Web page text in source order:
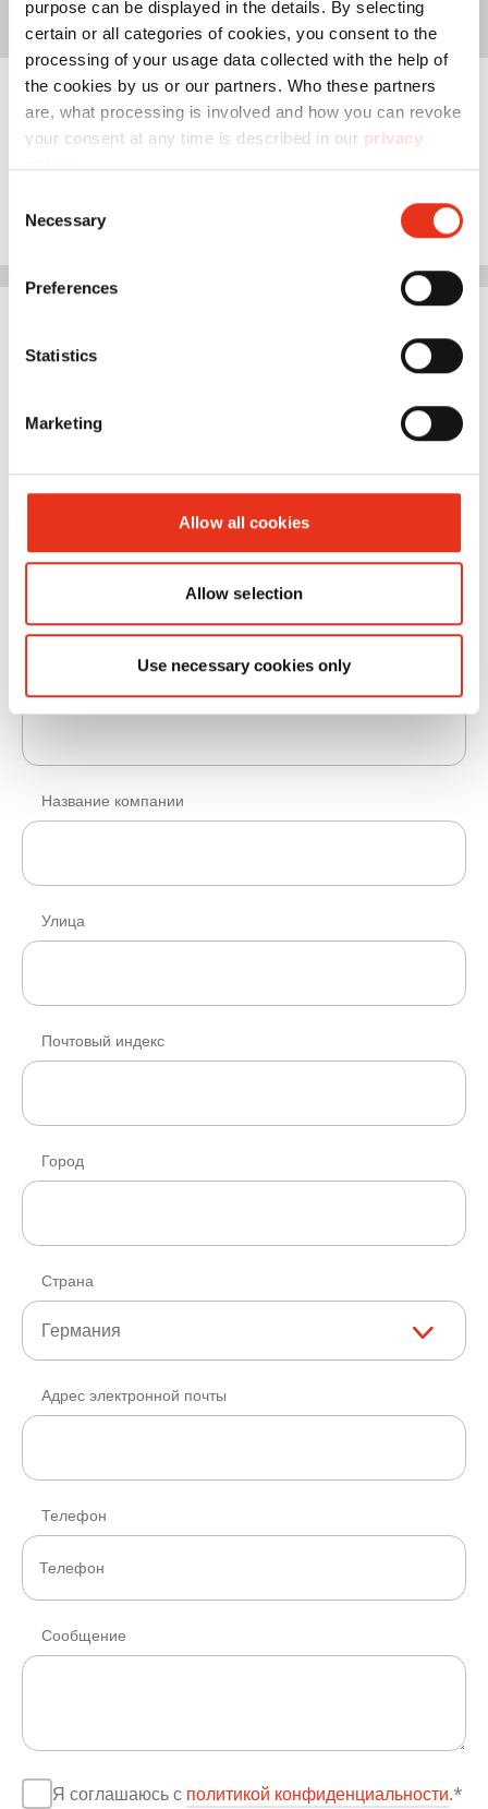
purpose can be displayed in the details. By selecting
certain or all categories of cookies, you consent to the
processing of your usage data collected with the help of
the cookies by us or our partners. Who these partners
are, what processing is involved and how you can revoke
your consent at any time is described in our privacy
Selection
Necessary
Preferences
Statistics
Marketing
Allow all cookies
Allow selection
Use necessary cookies only
Контактная форма
Без указания
Имя
Название компании
Улица
Почтовый индекс
Город
Страна
Германия
Адрес электронной почты
Телефон
Сообщение
Я соглашаюсь с политикой конфиденциальности.*